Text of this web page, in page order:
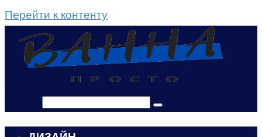
Перейти к контенту